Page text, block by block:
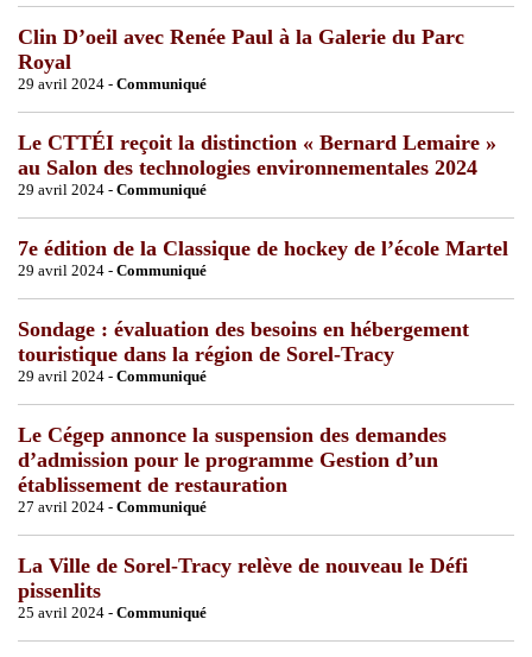
Clin D’oeil avec Renée Paul à la Galerie du Parc
Royal
29 avril 2024 - Communiqué
Le CTTÉI reçoit la distinction « Bernard Lemaire »
au Salon des technologies environnementales 2024
29 avril 2024 - Communiqué
7e édition de la Classique de hockey de l’école Martel
29 avril 2024 - Communiqué
Sondage : évaluation des besoins en hébergement
touristique dans la région de Sorel-Tracy
29 avril 2024 - Communiqué
Le Cégep annonce la suspension des demandes
d’admission pour le programme Gestion d’un
établissement de restauration
27 avril 2024 - Communiqué
La Ville de Sorel-Tracy relève de nouveau le Défi
pissenlits
25 avril 2024 - Communiqué